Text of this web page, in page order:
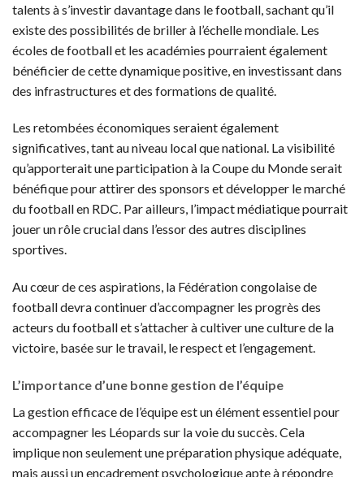
talents à s’investir davantage dans le football, sachant qu’il
existe des possibilités de briller à l’échelle mondiale. Les
écoles de football et les académies pourraient également
bénéficier de cette dynamique positive, en investissant dans
des infrastructures et des formations de qualité.
Les retombées économiques seraient également
significatives, tant au niveau local que national. La visibilité
qu’apporterait une participation à la Coupe du Monde serait
bénéfique pour attirer des sponsors et développer le marché
du football en RDC. Par ailleurs, l’impact médiatique pourrait
jouer un rôle crucial dans l’essor des autres disciplines
sportives.
Au cœur de ces aspirations, la Fédération congolaise de
football devra continuer d’accompagner les progrès des
acteurs du football et s’attacher à cultiver une culture de la
victoire, basée sur le travail, le respect et l’engagement.
L’importance d’une bonne gestion de l’équipe
La gestion efficace de l’équipe est un élément essentiel pour
accompagner les Léopards sur la voie du succès. Cela
implique non seulement une préparation physique adéquate,
mais aussi un encadrement psychologique apte à répondre